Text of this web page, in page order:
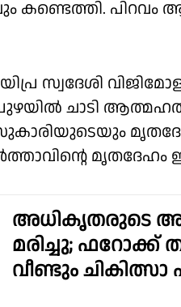
കണ്ടെത്തി. പിറവം
സ്വദേശി
ചാടി
അധികൃതരുടെ
മരിച്ചു;
വീണ്ടും ചികിത്സാ